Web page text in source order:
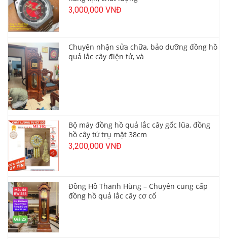
3,000,000 VNĐ
Chuyên nhận sửa chữa, bảo dưỡng đồng hồ
quả lắc cây điện tử, và
Bộ máy đồng hồ quả lắc cây gốc lũa, đồng
hồ cây tứ trụ mặt 38cm
3,200,000 VNĐ
Đồng Hồ Thanh Hùng – Chuyên cung cấp
đồng hồ quả lắc cây cơ cổ